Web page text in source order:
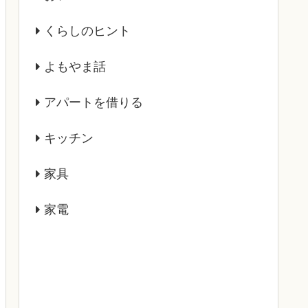
くらしのヒント
よもやま話
アパートを借りる
キッチン
家具
家電